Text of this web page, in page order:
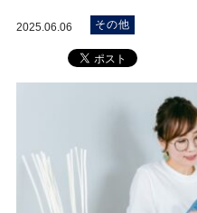
2025.06.06 その他